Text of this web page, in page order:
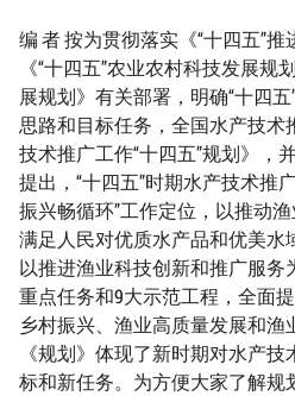
编 者 按为贯彻落实《“十四五”推
《“十四五”农业农村科技发展规
展规划》有关部署，明确“十四
思路和目标任务，全国水产技
技术推广工作“十四五”规划》，
提出，“十四五”时期水产技术推
振兴畅循环”工作定位，以推动
满足人民对优质水产品和优美水
以推进渔业科技创新和推广服务
重点任务和9大示范工程，全面
乡村振兴、渔业高质量发展和渔
《规划》体现了新时期对水产
标和新任务。为方便大家了解规